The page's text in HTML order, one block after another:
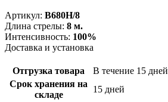
Артикул: B680H/8
Длина стрелы: 8 м.
Интенсивность: 100%
Доставка и установка
Отгрузка товара
В течение 15 дней
Срок хранения на
складе
15 дней